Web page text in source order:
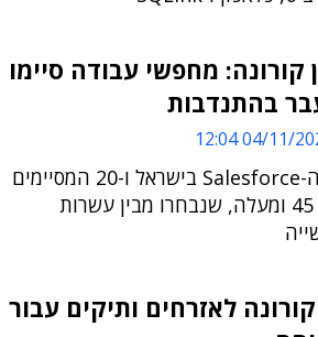
קורונה: מחפשי עבודה סיימו
בהתנדבות
04/11/2020
ההכשרה עסקה בתחום ה-Salesforce בישראל ו-20 המסיימים
- 13 נשים ו-7 גברים בני 45 ומעלה, שנבחרו מבין עשרות
לאזרחים ותיקים עבור